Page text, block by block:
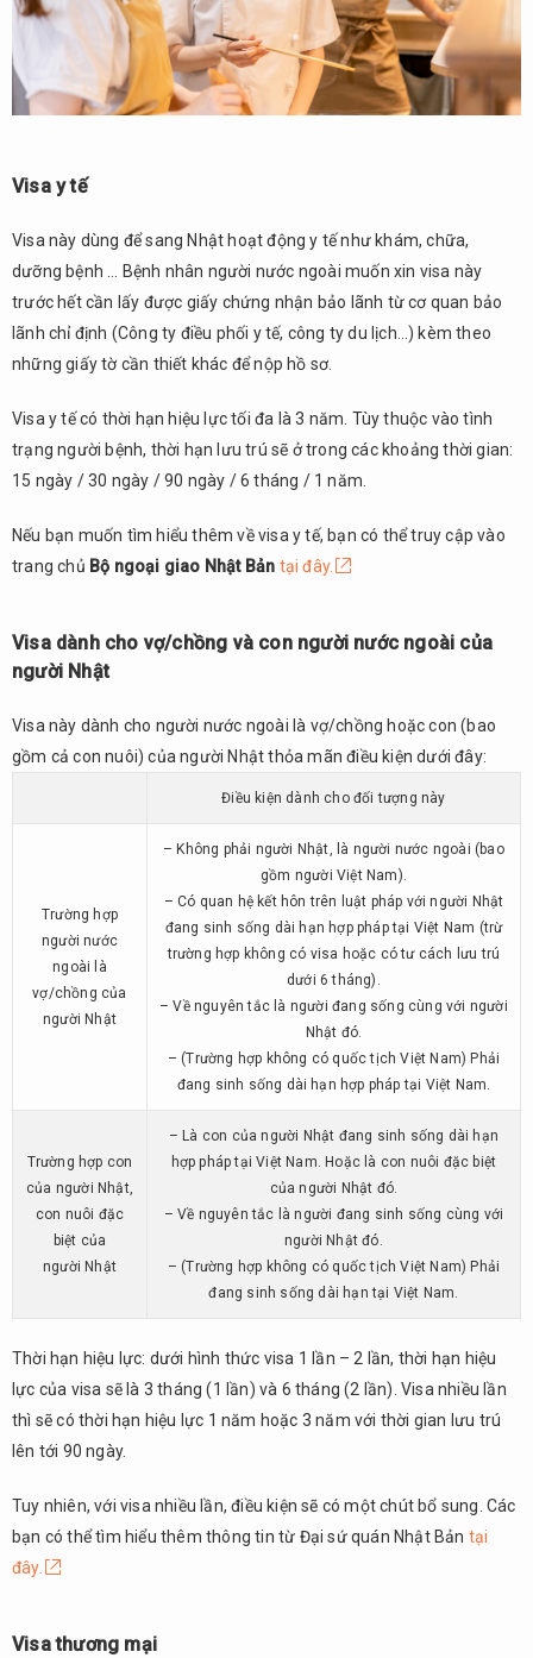
Visa y tế
Visa này dùng để sang Nhật hoạt động y tế như khám, chữa,
dưỡng bệnh … Bệnh nhân người nước ngoài muốn xin visa này
trước hết cần lấy được giấy chứng nhận bảo lãnh từ cơ quan bảo
lãnh chỉ định (Công ty điều phối y tế, công ty du lịch…) kèm theo
những giấy tờ cần thiết khác để nộp hồ sơ.
Visa y tế có thời hạn hiệu lực tối đa là 3 năm. Tùy thuộc vào tình
trạng người bệnh, thời hạn lưu trú sẽ ở trong các khoảng thời gian:
15 ngày / 30 ngày / 90 ngày / 6 tháng / 1 năm.
Nếu bạn muốn tìm hiểu thêm về visa y tế, bạn có thể truy cập vào
trang chủ Bộ ngoại giao Nhật Bản tại đây.
Visa dành cho vợ/chồng và con người nước ngoài của
người Nhật
Visa này dành cho người nước ngoài là vợ/chồng hoặc con (bao
gồm cả con nuôi) của người Nhật thỏa mãn điều kiện dưới đây:
Điều kiện dành cho đối tượng này
Trường hợp
người nước
ngoài là
vợ/chồng của
người Nhật
– Không phải người Nhật, là người nước ngoài (bao
gồm người Việt Nam).
– Có quan hệ kết hôn trên luật pháp với người Nhật
đang sinh sống dài hạn hợp pháp tại Việt Nam (trừ
trường hợp không có visa hoặc có tư cách lưu trú
dưới 6 tháng).
– Về nguyên tắc là người đang sống cùng với người
Nhật đó.
– (Trường hợp không có quốc tịch Việt Nam) Phải
đang sinh sống dài hạn hợp pháp tại Việt Nam.
Trường hợp con
của người Nhật,
con nuôi đặc
biệt của
người Nhật
– Là con của người Nhật đang sinh sống dài hạn
hợp pháp tại Việt Nam. Hoặc là con nuôi đặc biệt
của người Nhật đó.
– Về nguyên tắc là người đang sinh sống cùng với
người Nhật đó.
– (Trường hợp không có quốc tịch Việt Nam) Phải
đang sinh sống dài hạn tại Việt Nam.
Thời hạn hiệu lực: dưới hình thức visa 1 lần – 2 lần, thời hạn hiệu
lực của visa sẽ là 3 tháng (1 lần) và 6 tháng (2 lần). Visa nhiều lần
thì sẽ có thời hạn hiệu lực 1 năm hoặc 3 năm với thời gian lưu trú
lên tới 90 ngày.
Tuy nhiên, với visa nhiều lần, điều kiện sẽ có một chút bổ sung. Các
bạn có thể tìm hiểu thêm thông tin từ Đại sứ quán Nhật Bản tại
đây.
Visa thương mại